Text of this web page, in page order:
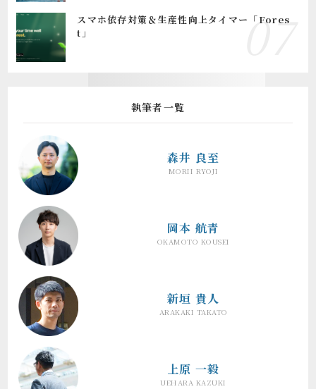
スマホ依存対策＆生産性向上タイマー「Fores
t」
執筆者一覧
森井 良至
MORII RYOJI
岡本 航青
OKAMOTO KOUSEI
新垣 貴人
ARAKAKI TAKATO
上原 一毅
UEHARA KAZUKI